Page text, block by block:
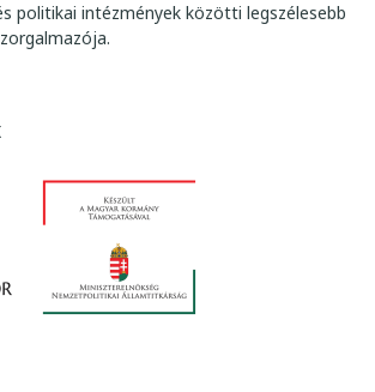
politikai intézmények közötti legszélesebb